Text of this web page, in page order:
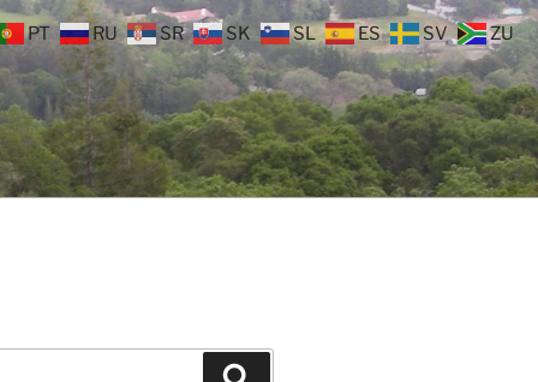
PT RU SR SK SL ES SV ZU